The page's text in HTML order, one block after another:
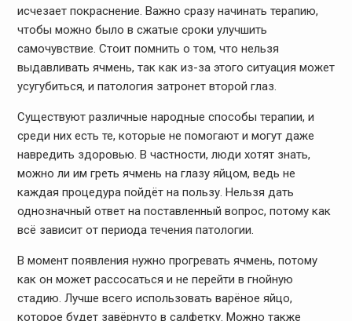
исчезает покраснение. Важно сразу начинать терапию,
чтобы можно было в сжатые сроки улучшить
самочувствие. Стоит помнить о том, что нельзя
выдавливать ячмень, так как из-за этого ситуация может
усугубиться, и патология затронет второй глаз.
Существуют различные народные способы терапии, и
среди них есть те, которые не помогают и могут даже
навредить здоровью. В частности, люди хотят знать,
можно ли им греть ячмень на глазу яйцом, ведь не
каждая процедура пойдёт на пользу. Нельзя дать
однозначный ответ на поставленный вопрос, потому как
всё зависит от периода течения патологии.
В момент появления нужно прогревать ячмень, потому
как он может рассосаться и не перейти в гнойную
стадию. Лучше всего использовать варёное яйцо,
которое будет завёрнуто в салфетку. Можно также